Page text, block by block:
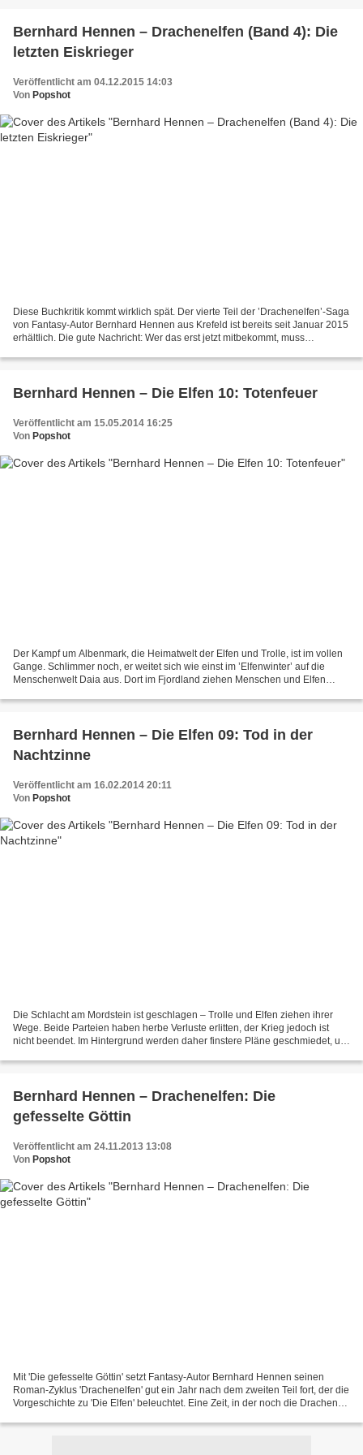
Bernhard Hennen – Drachenelfen (Band 4): Die
letzten Eiskrieger
Veröffentlicht am 04.12.2015 14:03
Von Popshot
Diese Buchkritik kommt wirklich spät. Der vierte Teil der ’Drachenelfen’-Saga
von Fantasy-Autor Bernhard Hennen aus Krefeld ist bereits seit Januar 2015
erhältlich. Die gute Nachricht: Wer das erst jetzt mitbekommt, muss
Bernhard Hennen – Die Elfen 10: Totenfeuer
Veröffentlicht am 15.05.2014 16:25
Von Popshot
Der Kampf um Albenmark, die Heimatwelt der Elfen und Trolle, ist im vollen
Gange. Schlimmer noch, er weitet sich wie einst im ’Elfenwinter’ auf die
Menschenwelt Daia aus. Dort im Fjordland ziehen Menschen und Elfen
Bernhard Hennen – Die Elfen 09: Tod in der
Nachtzinne
Veröffentlicht am 16.02.2014 20:11
Von Popshot
Die Schlacht am Mordstein ist geschlagen – Trolle und Elfen ziehen ihrer
Wege. Beide Parteien haben herbe Verluste erlitten, der Krieg jedoch ist
nicht beendet. Im Hintergrund werden daher finstere Pläne geschmiedet, um
Bernhard Hennen – Drachenelfen: Die
gefesselte Göttin
Veröffentlicht am 24.11.2013 13:08
Von Popshot
Mit 'Die gefesselte Göttin' setzt Fantasy-Autor Bernhard Hennen seinen
Roman-Zyklus 'Drachenelfen' gut ein Jahr nach dem zweiten Teil fort, der die
Vorgeschichte zu 'Die Elfen' beleuchtet. Eine Zeit, in der noch die Drachen